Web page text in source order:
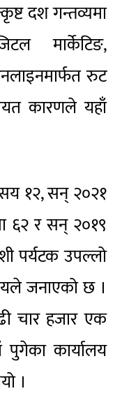
दश गन्तव्यमा
मार्केटिङ,
रुट
कारणले यहाँ
१२, सन् २०२१
६२ र सन् २०१९
पर्यटक उपल्लो
जनाएको छ ।
चार हजार एक
कार्यालय
।